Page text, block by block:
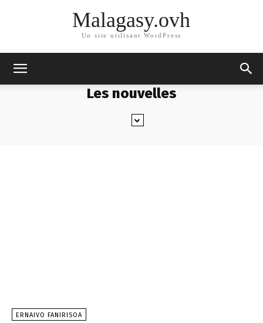
Malagasy.ovh
Un site utilisant WordPress
Les nouvelles
ERNAIVO FANIRISOA